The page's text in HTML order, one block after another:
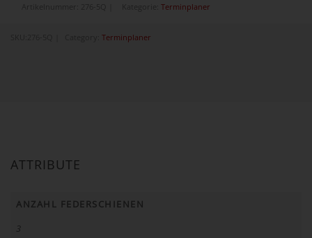
Terminplaner
Terminplaner
ATTRIBUTE
ANZAHL FEDERSCHIENEN
3